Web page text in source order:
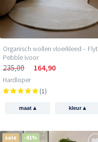
Organisch wollen vloerkleed – Flyt
Pebble ivoor
235,00 164,90
Hardloper
(1)
maat ▴ kleur▴
sale -41%